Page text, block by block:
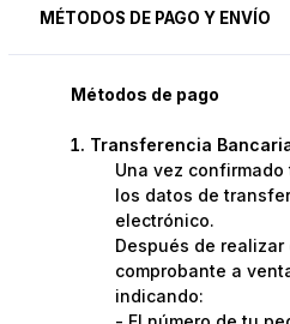
MÉTODOS DE PAGO Y ENVÍO
Métodos de pago
Transferencia
Una vez
los datos de
electrónico.
Después de
comprobante a
indicando: